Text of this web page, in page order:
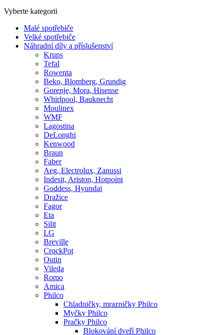
Vyberte kategorii
Malé spotřebiče
Velké spotřebiče
Náhradní díly a příslušenství
Krups
Tefal
Rowenta
Beko, Blomberg, Grundig
Gorenje, Mora, Hisense
Whirlpool, Bauknecht
Moulinex
WMF
Lagostina
DeLonghi
Kenwood
Braun
Faber
Aeg, Electrolux, Zanussi
Indesit, Ariston, Hotpoint
Goddess, Hyundai
Dražice
Fagor
Eta
Silit
LG
Breville
CrockPot
Outin
Vileda
Romo
Amica
Philco
Chladničky, mrazničky Philco
Myčky Philco
Pračky Philco
Blokování dveří Philco